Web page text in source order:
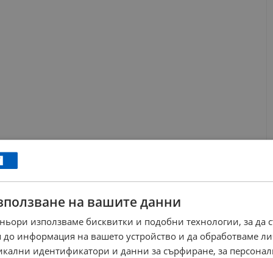
е просто рутинен преход, а ключов момент за енергийната
офшорен газов сектор чрез мегапроекта „Нептун Дийп“
предвижда добив на синьо гориво от находища на
производство е планиран именно за периода 2026–2027
ранг в румънски води е ясен сигнал, че изграждането на
и критична фаза.
на вашите данни
използваме бисквитки и подобни технологии, за да
до информация на вашето устройство и да обработваме
идентификатори и данни за сърфиране, за